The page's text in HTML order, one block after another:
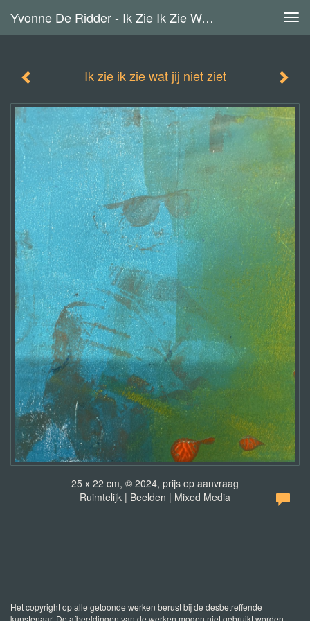
Yvonne De Ridder - Ik Zie Ik Zie Wat Jij Niet Ziet
Ik zie ik zie wat jij niet ziet
25 x 22 cm, © 2024, prijs op aanvraag
Ruimtelijk | Beelden | Mixed Media
Het copyright op alle getoonde werken berust bij de desbetreffende
kunstenaar. De afbeeldingen van de werken mogen niet gebruikt worden